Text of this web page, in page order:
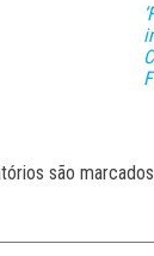
são